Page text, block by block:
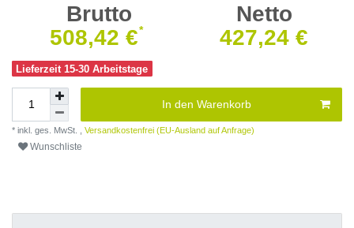
Brutto
Netto
508,42 €
* 427,24 €
Lieferzeit 15-30 Arbeitstage
In den Warenkorb
* inkl. ges. MwSt. , Versandkostenfrei (EU-Ausland auf Anfrage)
Wunschliste